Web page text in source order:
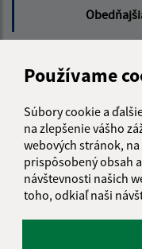
Používame
Súbory cookie a
na zlepšenie vášho
webových stránok,
prispôsobený obsah
návštevnosti našich
toho, odkiaľ naši
972